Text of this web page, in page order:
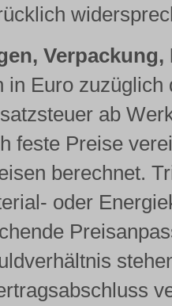
in Euro
ab
feste Preise
berechnet.
oder